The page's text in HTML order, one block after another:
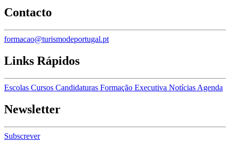
Contacto
formacao@turismodeportugal.pt
Links Rápidos
Escolas Cursos Candidaturas Formação Executiva Notícias Agenda
Newsletter
Subscrever